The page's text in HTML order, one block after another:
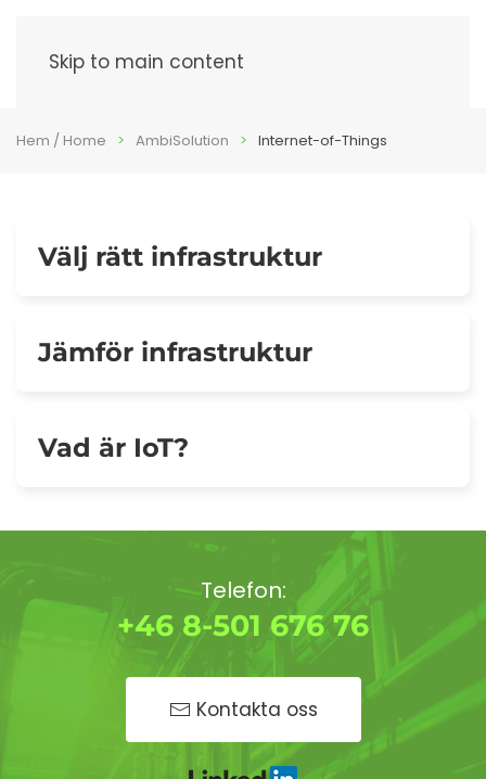
Skip to main content
Hem / Home AmbiSolution Internet-of-Things
Välj rätt infrastruktur
Jämför infrastruktur
Vad är IoT?
Telefon:
+46 8-501 676 76
Kontakta oss